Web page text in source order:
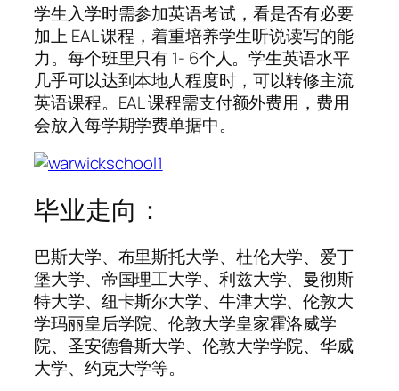
学生入学时需参加英语考试，看是否有必要
加上 EAL 课程，着重培养学生听说读写的能
力。每个班里只有 1- 6个人。学生英语水平
几乎可以达到本地人程度时，可以转修主流
英语课程。EAL 课程需支付额外费用，费用
会放入每学期学费单据中。
毕业走向：
巴斯大学、布里斯托大学、杜伦大学、爱丁
堡大学、帝国理工大学、利兹大学、曼彻斯
特大学、纽卡斯尔大学、牛津大学、伦敦大
学玛丽皇后学院、伦敦大学皇家霍洛威学
院、圣安德鲁斯大学、伦敦大学学院、华威
大学、约克大学等。